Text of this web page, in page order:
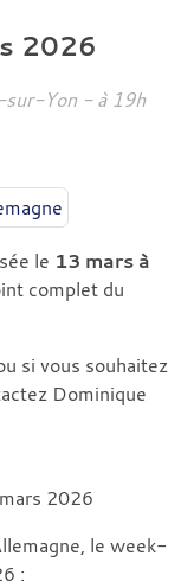
2026
sur-Yon - à 19h
le 13 mars à
complet du
si vous souhaitez
Dominique
2026
le week-
: